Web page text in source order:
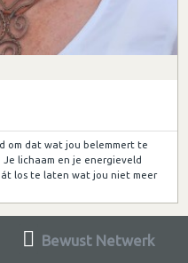
om dat wat jou belemmert te
lichaam en je energieveld
los te laten wat jou niet meer
Bewust Netwerk